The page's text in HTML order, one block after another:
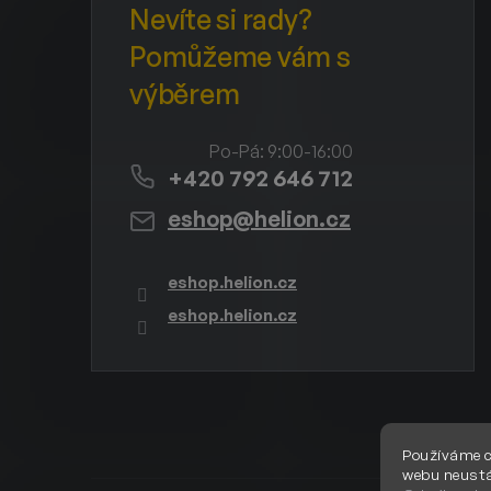
Používáme
webu
eshop@helion.cz
+420 792 646 712
eshop.helion.cz
eshop.helion.cz